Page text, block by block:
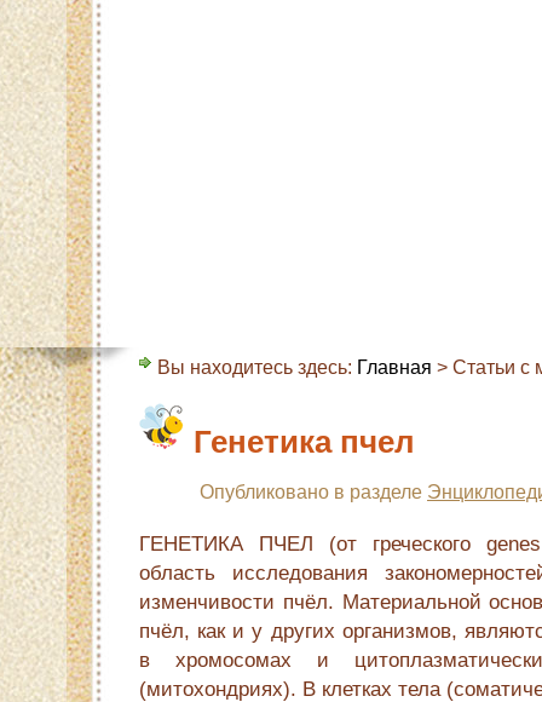
Вы находитесь здесь: Главная > Статьи с
Генетика пчел
Опубликовано в разделе
ГЕНЕТИКА ПЧЕЛ (от греческого
область исследования
изменчивости пчёл. Материальной
пчёл, как и у других организмов,
в хромосомах и
(митохондриях). В клетках тела